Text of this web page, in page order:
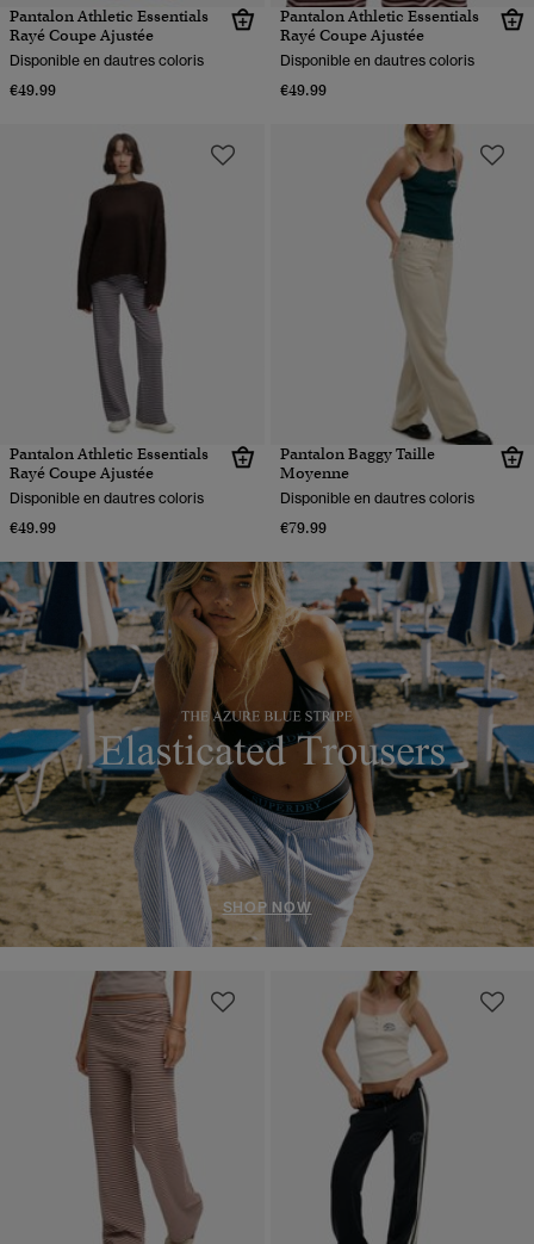
Pantalon Athletic Essentials
Rayé Coupe Ajustée
Disponible en dautres coloris
€49.99
Pantalon Athletic Essentials
Rayé Coupe Ajustée
Disponible en dautres coloris
€49.99
Pantalon Athletic Essentials
Rayé Coupe Ajustée
Disponible en dautres coloris
€49.99
Pantalon Baggy Taille
Moyenne
Disponible en dautres coloris
€79.99
SHOP NOW